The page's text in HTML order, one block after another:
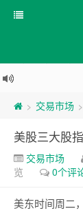
> 交易市场 >
美股三大股
交易市场
览
0个评
美东时间周二